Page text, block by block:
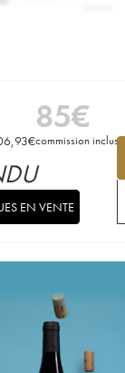
85€
€commission incluse
EN VENTE